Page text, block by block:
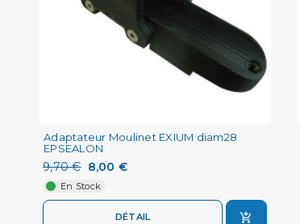
Adaptateur Moulinet EXIUM diam28
EPSEALON
9,70 € 8,00 €
En Stock
DÉTAIL